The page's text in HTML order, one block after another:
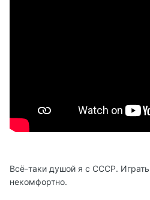
Всё-таки душой я с СССР.
некомфортно.